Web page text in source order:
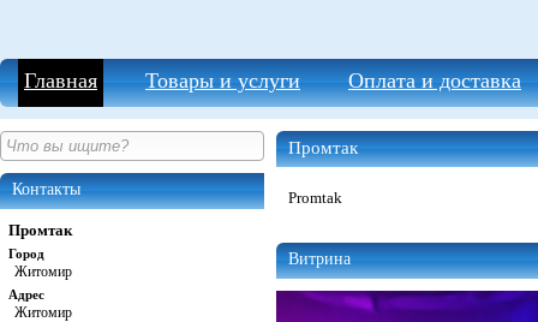
Главная Товары и услуги Оплата и доставка
Контакты
Промтак
Город
Житомир
Адрес
Житомир
Промтак
Promtak
Витрина